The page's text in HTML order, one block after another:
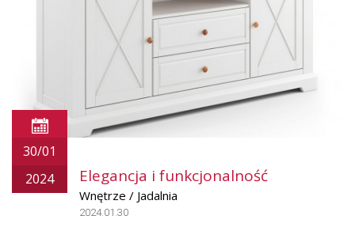
30/01
2024
Elegancja i funkcjonalność
Wnętrze / Jadalnia
2024.01.30